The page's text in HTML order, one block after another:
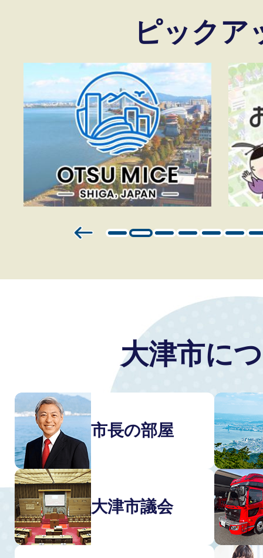
小型充電式電池（モバイル
ピックア
枚
ス
ド
3
枚
目
の
ス
ド
大津市に
市長の部屋
大津市議会